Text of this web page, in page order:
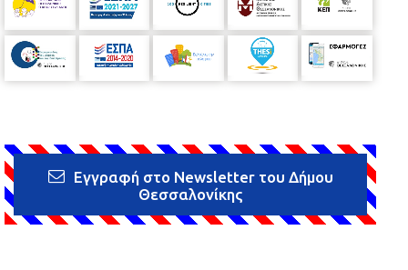
Εγγραφή στο Newsletter του Δήμου
Θεσσαλονίκης